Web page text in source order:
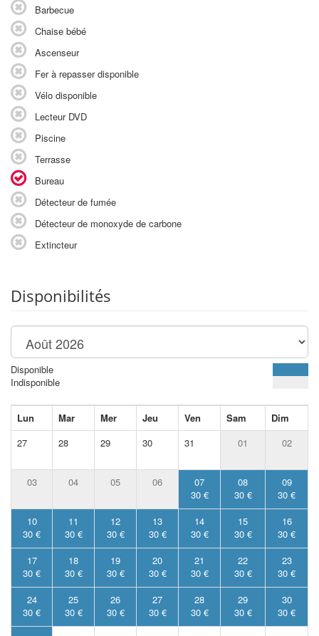
Barbecue
Chaise bébé
Ascenseur
Fer à repasser disponible
Vélo disponible
Lecteur DVD
Piscine
Terrasse
Bureau
Détecteur de fumée
Détecteur de monoxyde de carbone
Extincteur
Disponibilités
Disponible
Indisponible
Lun Mar Mer Jeu Ven Sam
Dim
27
28 29 30 31 01 02
03 04 05 06
07
30 €
08
30 €
09
30 €
10
30 €
11
30 €
12
30 €
13
30 €
14
30 €
15
30 €
16
30 €
17
30 €
18
30 €
19
30 €
20
30 €
21
30 €
22
30 €
23
30 €
24
30 €
25
30 €
26
30 €
27
30 €
28
30 €
29
30 €
30
30 €